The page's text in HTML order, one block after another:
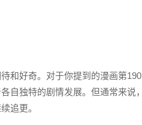
和好奇。对于你提到的漫画第190
自独特的剧情发展。但通常来说，
追更。